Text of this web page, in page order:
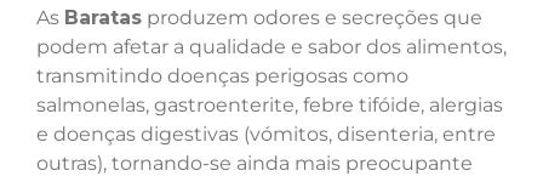
As Baratas produzem odores e secreções que
podem afetar a qualidade e sabor dos alimentos,
transmitindo doenças perigosas como
salmonelas, gastroenterite, febre tifóide, alergias
e doenças digestivas (vómitos, disenteria, entre
outras), tornando-se ainda mais preocupante